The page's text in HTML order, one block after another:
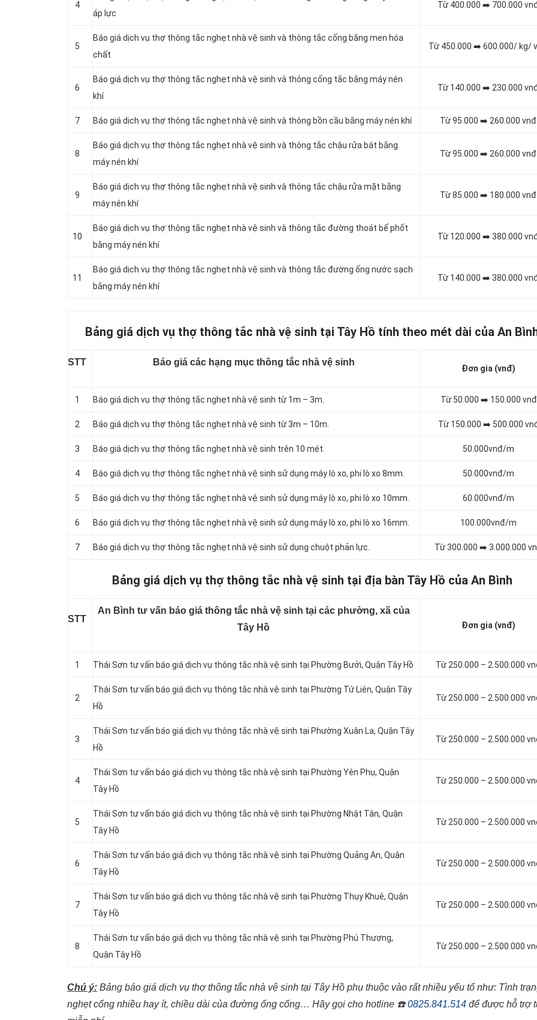
4
áp lực
Từ 400.000 ➡️ 700.000
5
Báo giá dịch vụ thợ thông tắc nghẹt nhà vệ sinh và thông tắc cống bằng men hóa
chất
Từ 450.000 ➡️ 600.000/ kg/
6
Báo giá dịch vụ thợ thông tắc nghẹt nhà vệ sinh và thông cống tắc bằng máy nén
khí
Từ 140.000 ➡️ 230.000
7 Báo giá dịch vụ thợ thông tắc nghẹt nhà vệ sinh và thông bồn cầu bằng máy nén khí Từ 95.000 ➡️ 260.000 vnđ
8
Báo giá dịch vụ thợ thông tắc nghẹt nhà vệ sinh và thông tắc chậu rửa bát bằng
máy nén khí
Từ 95.000 ➡️ 260.000 vnđ
9
Báo giá dịch vụ thợ thông tắc nghẹt nhà vệ sinh và thông tắc chậu rửa mặt bằng
máy nén khí
Từ 85.000 ➡️ 180.000 vnđ
10
Báo giá dịch vụ thợ thông tắc nghẹt nhà vệ sinh và thông tắc đường thoát bể phốt
bằng máy nén khí
Từ 120.000 ➡️ 380.000
11
Báo giá dịch vụ thợ thông tắc nghẹt nhà vệ sinh và thông tắc đường ống nước sạch
bằng máy nén khí
Từ 140.000 ➡️ 380.000
Bảng giá dịch vụ thợ thông tắc nhà vệ sinh tại Tây Hồ tính theo mét dài của An
STT Báo giá các hạng mục thông tắc nhà vệ sinh
Đơn gia (vnđ)
1 Báo giá dịch vụ thợ thông tắc nghẹt nhà vệ sinh từ 1m – 3m. Từ 50.000 ➡️ 150.000 vnđ
2 Báo giá dịch vụ thợ thông tắc nghẹt nhà vệ sinh từ 3m – 10m. Từ 150.000 ➡️ 500.000
3 Báo giá dịch vụ thợ thông tắc nghẹt nhà vệ sinh trên 10 mét. 50.000vnđ/m
4 Báo giá dịch vụ thợ thông tắc nghẹt nhà vệ sinh sử dụng máy lò xo, phi lò xo 8mm. 50.000vnđ/m
5 Báo giá dịch vụ thợ thông tắc nghẹt nhà vệ sinh sử dụng máy lò xo, phi lò xo 10mm. 60.000vnđ/m
6 Báo giá dịch vụ thợ thông tắc nghẹt nhà vệ sinh sử dụng máy lò xo, phi lò xo 16mm. 100.000vnđ/m
7 Báo giá dịch vụ thợ thông tắc nghẹt nhà vệ sinh sử dụng chuột phản lực. Từ 300.000 ➡️ 3.000.000
Bảng giá dịch vụ thợ thông tắc nhà vệ sinh tại địa bàn Tây Hồ của An Bình
STT
An Bình tư vấn báo giá thông tắc nhà vệ sinh tại các phường, xã của
Tây Hồ
Đơn gia (vnđ)
1 Thái Sơn tư vấn báo giá dịch vụ thông tắc nhà vệ sinh tại Phường Bưởi, Quận Tây Hồ Từ 250.000 – 2.500.000
2
Thái Sơn tư vấn báo giá dịch vụ thông tắc nhà vệ sinh tại Phường Tứ Liên, Quận Tây
Hồ
Từ 250.000 – 2.500.000
3
Thái Sơn tư vấn báo giá dịch vụ thông tắc nhà vệ sinh tại Phường Xuân La, Quận Tây
Hồ
Từ 250.000 – 2.500.000
4
Thái Sơn tư vấn báo giá dịch vụ thông tắc nhà vệ sinh tại Phường Yên Phụ, Quận
Tây Hồ
Từ 250.000 – 2.500.000
5
Thái Sơn tư vấn báo giá dịch vụ thông tắc nhà vệ sinh tại Phường Nhật Tân, Quận
Tây Hồ
Từ 250.000 – 2.500.000
6
Thái Sơn tư vấn báo giá dịch vụ thông tắc nhà vệ sinh tại Phường Quảng An, Quận
Tây Hồ
Từ 250.000 – 2.500.000
7
Thái Sơn tư vấn báo giá dịch vụ thông tắc nhà vệ sinh tại Phường Thụy Khuê, Quận
Tây Hồ
Từ 250.000 – 2.500.000
8
Thái Sơn tư vấn báo giá dịch vụ thông tắc nhà vệ sinh tại Phường Phú Thượng,
Quận Tây Hồ
Từ 250.000 – 2.500.000
Chú ý: Bảng báo giá dịch vụ thợ thông tắc nhà vệ sinh tại Tây Hồ phụ thuộc vào rất nhiều yếu tố như: Tình
nghẹt cống nhiều hay ít, chiều dài của đường ống cống… Hãy gọi cho hotline ☎️0825.841.514 để được hỗ trợ